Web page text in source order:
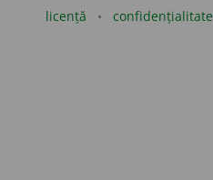
licență confidențialitate